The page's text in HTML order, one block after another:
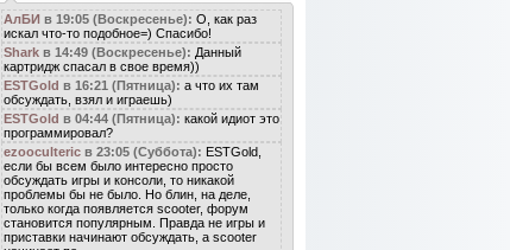
АлБИ в 19:05 (Воскресенье): О, как раз
искал что-то подобное=) Спасибо!
Shark в 14:49 (Воскресенье): Данный
картридж спасал в свое время))
ESTGold в 16:21 (Пятница): а что их там
обсуждать, взял и играешь)
ESTGold в 04:44 (Пятница): какой идиот это
программировал?
ezooculteric в 23:05 (Суббота): ESTGold,
если бы всем было интересно просто
обсуждать игры и консоли, то никакой
проблемы бы не было. Но блин, на деле,
только когда появляется scooter, форум
становится популярным. Правда не игры и
приставки начинают обсуждать, а scooter